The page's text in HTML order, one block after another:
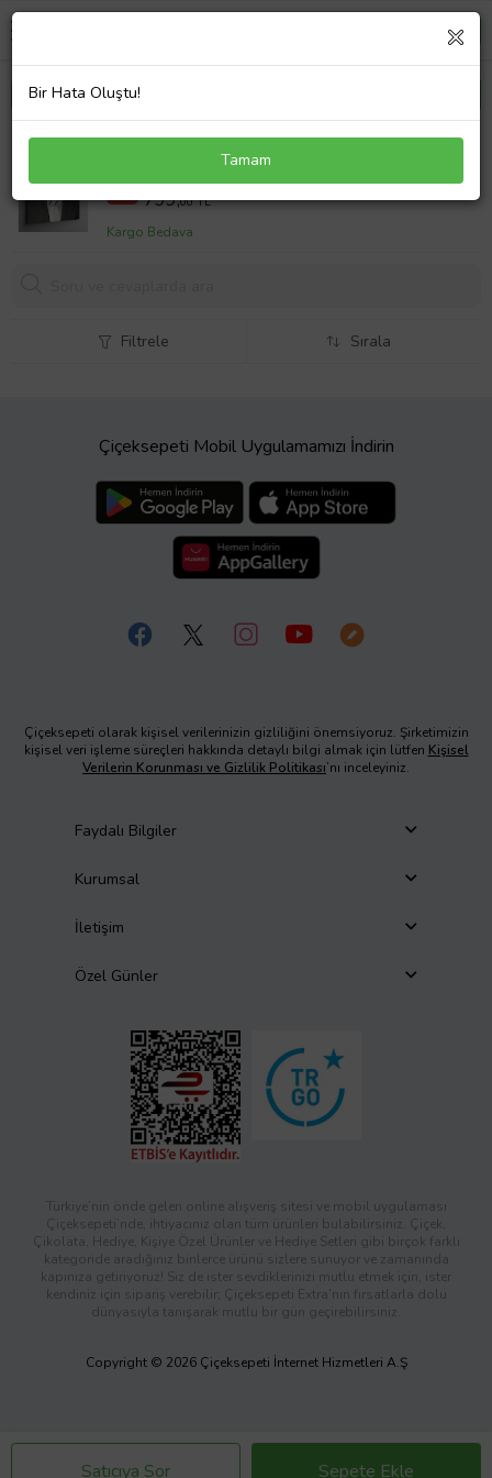
Kanvas Tablo Nazım Hikmet
%20 1000,00 TL
799,00 TL
Kargo Bedava
Satıcıya Sor Sepete Ekle
Filtrele Sırala
Çiçeksepeti Mobil Uygulamamızı İndirin
Çiçeksepeti olarak kişisel verilerinizin gizliliğini önemsiyoruz. Şirketimizin
kişisel veri işleme süreçleri hakkında detaylı bilgi almak için lütfen Kişisel
Verilerin Korunması ve Gizlilik Politikası’nı inceleyiniz.
Faydalı Bilgiler
Kurumsal
İletişim
Özel Günler
Türkiye’nin önde gelen online alışveriş sitesi ve mobil uygulaması
Çiçeksepeti’nde, ihtiyacınız olan tüm ürünleri bulabilirsiniz. Çiçek,
Çikolata, Hediye, Kişiye Özel Ürünler ve Hediye Setleri gibi birçok farklı
kategoride aradığınız binlerce ürünü sizlere sunuyor ve zamanında
kapınıza getiriyoruz! Siz de ister sevdiklerinizi mutlu etmek için, ister
kendiniz için sipariş verebilir; Çiçeksepeti Extra’nın fırsatlarla dolu
dünyasıyla tanışarak mutlu bir gün geçirebilirsiniz.
Copyright © 2026 Çiçeksepeti İnternet Hizmetleri A.Ş
Bir Hata Oluştu!
Tamam